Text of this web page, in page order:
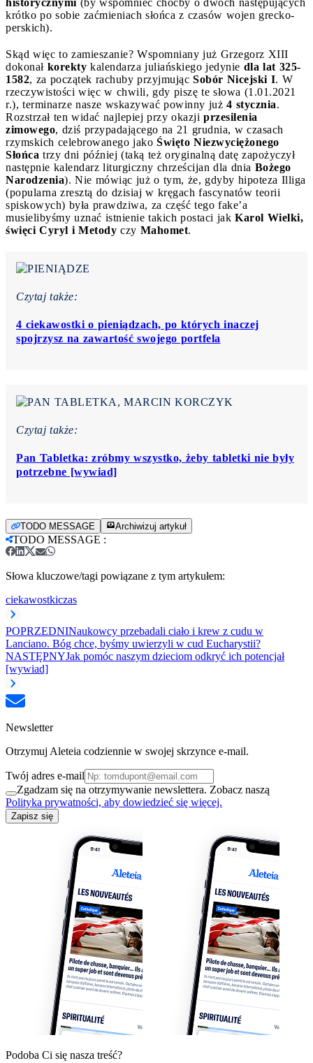
krótko po sobie zaćmieniach słońca z czasów wojen grecko-
perskich).
Skąd więc to zamieszanie? Wspomniany już Grzegorz XIII
dokonał korekty kalendarza juliańskiego jedynie dla lat 325-
1582, za początek rachuby przyjmując Sobór Nicejski I. W
rzeczywistości więc w chwili, gdy piszę te słowa (1.01.2021
r.), terminarze nasze wskazywać powinny już 4 stycznia.
Rozstrzał ten widać najlepiej przy okazji przesilenia
zimowego, dziś przypadającego na 21 grudnia, w czasach
rzymskich celebrowanego jako Święto Niezwyciężonego
Słońca trzy dni później (taką też oryginalną datę zapożyczył
następnie kalendarz liturgiczny chrześcijan dla dnia Bożego
Narodzenia). Nie mówiąc już o tym, że, gdyby hipoteza Illiga
(popularna zresztą do dzisiaj w kręgach fascynatów teorii
spiskowych) była prawdziwa, za część tego fake’a
musielibyśmy uznać istnienie takich postaci jak Karol Wielki,
święci Cyryl i Metody czy Mahomet.
Czytaj także:
4 ciekawostki o pieniądzach, po których inaczej
spojrzysz na zawartość swojego portfela
Czytaj także:
Pan Tabletka: zróbmy wszystko, żeby tabletki nie były
potrzebne [wywiad]
TODO MESSAGE Archiwizuj artykuł
TODO MESSAGE :
Słowa kluczowe/tagi powiązane z tym artykułem:
ciekawostkiczas
POPRZEDNINaukowcy przebadali ciało i krew z cudu w
Lanciano. Bóg chce, byśmy uwierzyli w cud Eucharystii?
NASTĘPNYJak pomóc naszym dzieciom odkryć ich potencjał
[wywiad]
Newsletter
Otrzymuj Aleteia codziennie w swojej skrzynce e-mail.
Twój adres e-mail
Zgadzam się na otrzymywanie newslettera. Zobacz naszą
Polityka prywatności, aby dowiedzieć się więcej.
Zapisz się
Podoba Ci się nasza treść?